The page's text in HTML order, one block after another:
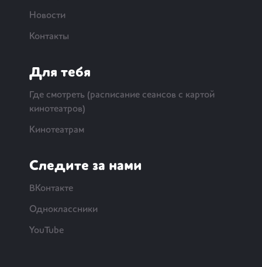
Новости
Контакты
Для тебя
Где смотреть (расписание сеансов с картой
кинотеатров)
Кинотеатрам
Следите за нами
ВКонтакте
Одноклассники
YouTube